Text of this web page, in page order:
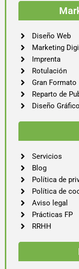
Diseño Web
Marketing
Imprenta
Rotulación
Gran Formato
Reparto de
Diseño Gráfico
Servicios
Blog
Política de
Política de
Aviso legal
Prácticas FP
RRHH